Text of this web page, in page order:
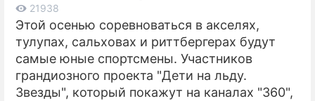
ЗДОРОВЬЕ
ЭКОНОМИКА
ПРОИСШЕСТВИЯ
21938
Этой осенью соревноваться в акселях,
тулупах, сальховах и риттбергерах будут
самые юные спортсмены. Участников
грандиозного проекта "Дети на льду.
Звезды", который покажут на каналах "360",